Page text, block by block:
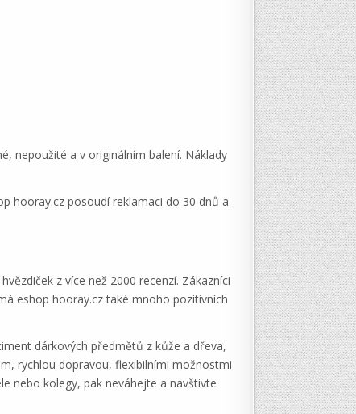
nepoužité a v originálním balení. Náklady
hooray.cz posoudí reklamaci do 30 dnů a
z více než 2000 recenzí. Zákazníci
eshop hooray.cz také mnoho pozitivních
dárkových předmětů z kůže a dřeva,
rychlou dopravou, flexibilními možnostmi
nebo kolegy, pak neváhejte a navštivte